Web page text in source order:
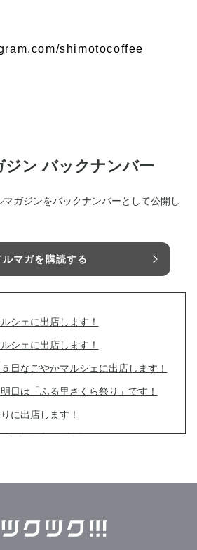
shimotocoffee
ジン バックナンバー
ガジンをバックナンバーとして公開し
ルマガを購読する
シェに出店します！
シェに出店します！
日なごやかマルシェに出店します！
日は「ふる里さくら祭り」です！
に出店します！
方巻 当日販売数します！
約販売します！
場 in たかつ 2025 に出店します！